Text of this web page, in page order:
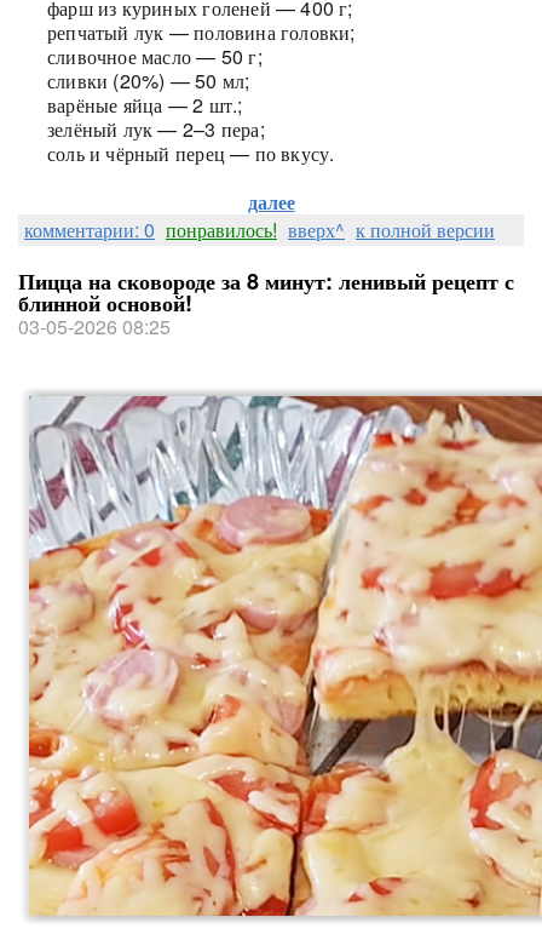
фарш из куриных голеней — 400 г;
репчатый лук — половина головки;
сливочное масло — 50 г;
сливки (20%) — 50 мл;
варёные яйца — 2 шт.;
зелёный лук — 2–3 пера;
соль и чёрный перец — по вкусу.
далее
комментарии: 0 понравилось! вверх^ к полной версии
Пицца на сковороде за 8 минут: ленивый рецепт с
блинной основой!
03-05-2026 08:25